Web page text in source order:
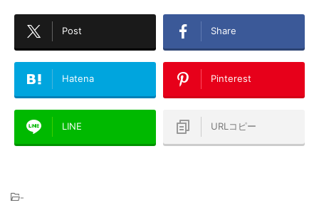
Post Share
Hatena Pinterest
LINE URLコピー
-